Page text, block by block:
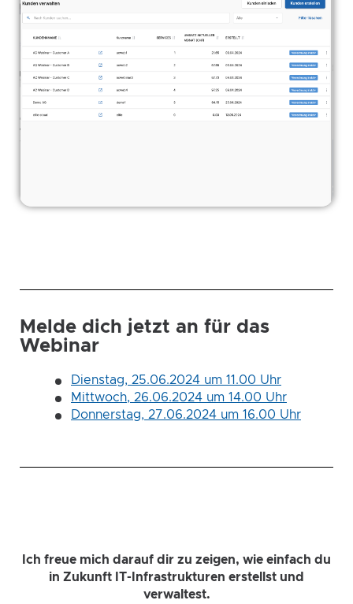
Melde dich jetzt an für das
Webinar
Dienstag, 25.06.2024 um 11.00 Uhr
Mittwoch, 26.06.2024 um 14.00 Uhr
Donnerstag, 27.06.2024 um 16.00 Uhr
Ich freue mich darauf dir zu zeigen, wie einfach du
in Zukunft IT-Infrastrukturen erstellst und
verwaltest.